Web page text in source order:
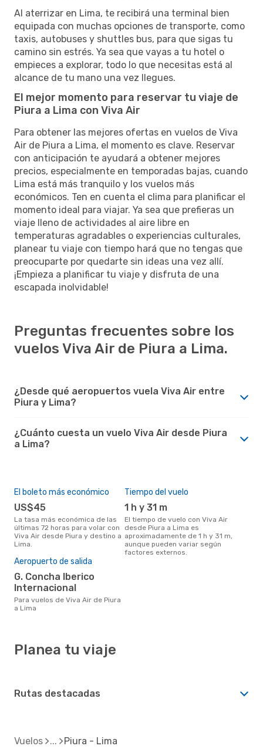
Al aterrizar en Lima, te recibirá una terminal bien
equipada con muchas opciones de transporte, como
taxis, autobuses y shuttles bus, para que sigas tu
camino sin estrés. Ya sea que vayas a tu hotel o
empieces a explorar, todo lo que necesitas está al
alcance de tu mano una vez llegues.
El mejor momento para reservar tu viaje de
Piura a Lima con Viva Air
Para obtener las mejores ofertas en vuelos de Viva
Air de Piura a Lima, el momento es clave. Reservar
con anticipación te ayudará a obtener mejores
precios, especialmente en temporadas bajas, cuando
Lima está más tranquilo y los vuelos más
económicos. Ten en cuenta el clima para planificar el
momento ideal para viajar. Ya sea que prefieras un
viaje lleno de actividades al aire libre en
temperaturas agradables o experiencias culturales,
planear tu viaje con tiempo hará que no tengas que
preocuparte por quedarte sin ideas una vez allí.
¡Empieza a planificar tu viaje y disfruta de una
escapada inolvidable!
Preguntas frecuentes sobre los
vuelos Viva Air de Piura a Lima.
¿Desde qué aeropuertos vuela Viva Air entre
Piura y Lima?
¿Cuánto cuesta un vuelo Viva Air desde Piura
a Lima?
El boleto más económico
US$45
La tasa más económica de las
últimas 72 horas para volar con
Viva Air desde Piura y destino a
Lima.
Tiempo del vuelo
1 h y 31 m
El tiempo de vuelo con Viva Air
desde Piura a Lima es
aproximadamente de 1 h y 31 m,
aunque pueden variar según
factores externos.
Aeropuerto de salida
G. Concha Iberico
Internacional
Para vuelos de Viva Air de Piura
a Lima
Planea tu viaje
Rutas destacadas
Vuelos Piura - Lima